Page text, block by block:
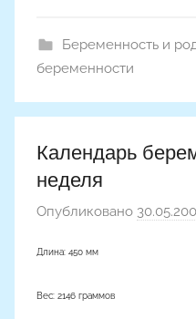
Беременность и
беременности
Календарь
неделя
Опубликовано
Длина: 450 мм
Вес: 2146 граммов